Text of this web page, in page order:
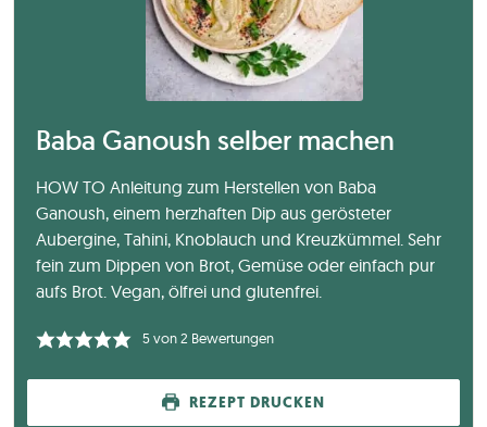
Baba Ganoush selber machen
HOW TO Anleitung zum Herstellen von Baba
Ganoush, einem herzhaften Dip aus gerösteter
Aubergine, Tahini, Knoblauch und Kreuzkümmel. Sehr
fein zum Dippen von Brot, Gemüse oder einfach pur
aufs Brot. Vegan, ölfrei und glutenfrei.
5von2 Bewertungen
REZEPT DRUCKEN